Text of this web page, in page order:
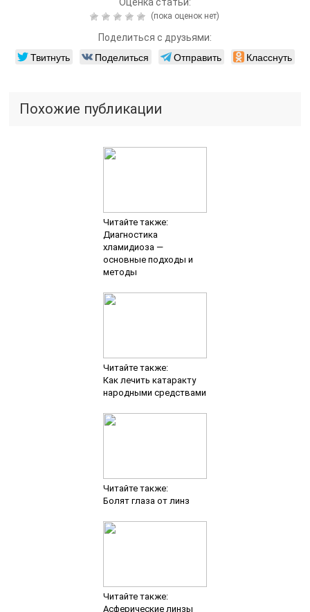
(пока оценок нет)
Поделиться с друзьями:
Твитнуть Поделиться Отправить Класснуть
Похожие публикации
Читайте также:
Диагностика
хламидиоза —
основные подходы и
методы
Читайте также:
Как лечить катаракту
народными средствами
Читайте также:
Болят глаза от линз
Читайте также:
Асферические линзы